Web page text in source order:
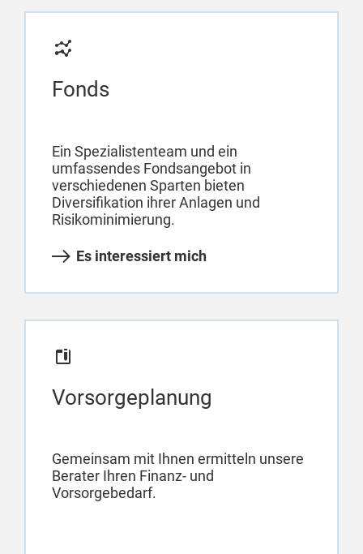
Fonds
Ein Spezialistenteam und ein
umfassendes Fondsangebot in
verschiedenen Sparten bieten
Diversifikation ihrer Anlagen und
Risikominimierung.
Es interessiert mich
Vorsorgeplanung
Gemeinsam mit Ihnen ermitteln unsere
Berater Ihren Finanz- und
Vorsorgebedarf.